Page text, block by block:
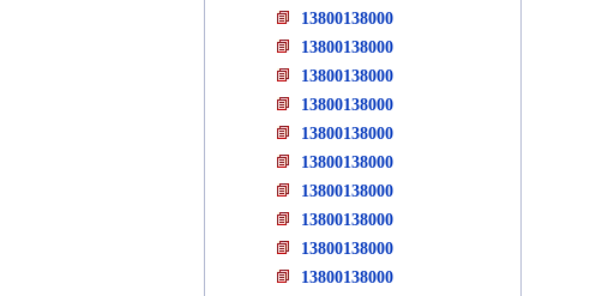
13800138000
13800138000
13800138000
13800138000
13800138000
13800138000
13800138000
13800138000
13800138000
13800138000